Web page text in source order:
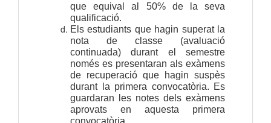
que equival al 50% de la seva
qualificació.
Els estudiants que hagin superat la
nota de classe (avaluació
continuada) durant el semestre
només es presentaran als exàmens
de recuperació que hagin suspès
durant la primera convocatòria. Es
guardaran les notes dels exàmens
aprovats en aquesta primera